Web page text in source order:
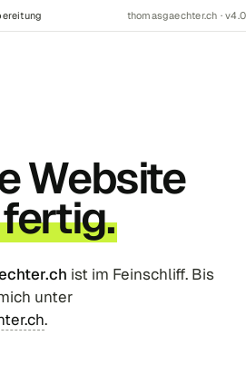
thomasgaechter.ch · v4.0
Website
ist im Feinschliff. Bis
unter
.